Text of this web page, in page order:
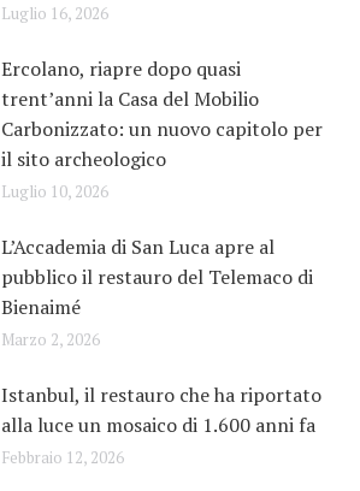
Luglio 16, 2026
Ercolano, riapre dopo quasi
trent’anni la Casa del Mobilio
Carbonizzato: un nuovo capitolo per
il sito archeologico
Luglio 10, 2026
L’Accademia di San Luca apre al
pubblico il restauro del Telemaco di
Bienaimé
Marzo 2, 2026
Istanbul, il restauro che ha riportato
alla luce un mosaico di 1.600 anni fa
Febbraio 12, 2026